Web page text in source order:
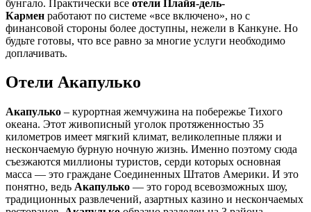
бунгало. Практически все отели Плайя-дель-
Кармен работают по системе «все включено», но с
финансовой стороны более доступны, нежели в Канкуне. Но
будьте готовы, что все равно за многие услуги необходимо
доплачивать.
Отели Акапулько
Акапулько – курортная жемчужина на побережье Тихого
океана. Этот живописный уголок протяженностью 35
километров имеет мягкий климат, великолепные пляжи и
нескончаемую бурную ночную жизнь. Именно поэтому сюда
съезжаются миллионы туристов, серди которых основная
масса — это граждане Соединенных Штатов Америки. И это
понятно, ведь Акапулько — это город всевозможных шоу,
традиционных развлечений, азартных казино и нескончаемых